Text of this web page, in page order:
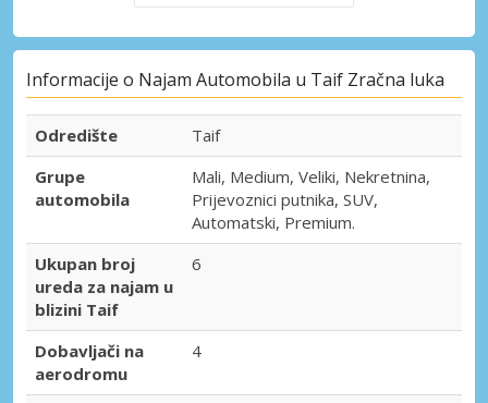
Informacije o Najam Automobila u Taif Zračna luka
Odredište
Taif
Grupe
automobila
Mali, Medium, Veliki, Nekretnina,
Prijevoznici putnika, SUV,
Automatski, Premium.
Ukupan broj
ureda za najam u
blizini Taif
6
Dobavljači na
aerodromu
4